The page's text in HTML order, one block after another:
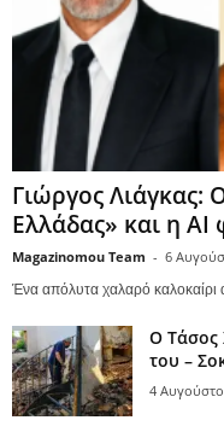
Γιώργος Λιάγκας:
Ελλάδας» και η
Magazinomou Team - 6
Ένα απόλυτα χαλαρό καλοκαίρι
Ο Τάσος
του –
4